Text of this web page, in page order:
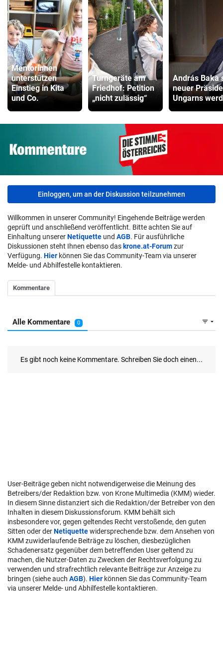
Mentorinnen
unterstützen
Einstieg in Kita
und Co.
Turngeräte am
Friedhof: Petition
„nicht zulässig“
András Baka
neuer
Ungarns
Einloggen, um an der Diskussion teilzunehmen
Willkommen in unserer Community! Eingehende Beiträge werden
geprüft und anschließend veröffentlicht. Bitte achten Sie auf
Einhaltung unsererNetiquette und AGB. Für ausführliche
Diskussionen steht Ihnen ebenso das krone.at-Forumzur
Verfügung. Hier können Sie das Community-Team via unserer
Melde- und Abhilfestelle kontaktieren.
User-Beiträge geben nicht notwendigerweise die Meinung des
Betreibers/der Redaktion bzw. von Krone Multimedia (KMM) wieder.
In diesem Sinne distanziert sich die Redaktion/der Betreiber von den
Inhalten in diesem Diskussionsforum. KMM behält sich
insbesondere vor, gegen geltendes Recht verstoßende, den guten
Sitten oder derNetiquettewidersprechende bzw. dem Ansehen von
KMM zuwiderlaufende Beiträge zu löschen, diesbezüglichen
Schadenersatz gegenüber dem betreffenden User geltend zu
machen, die Nutzer-Daten zu Zwecken der Rechtsverfolgung zu
verwenden und strafrechtlich relevante Beiträge zur Anzeige zu
bringen (siehe auch AGB). Hier können Sie das Community-Team
via unserer Melde- und Abhilfestelle kontaktieren.